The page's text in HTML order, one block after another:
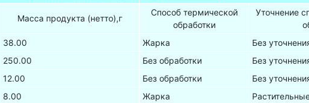
Масса продукта (нетто),г
Способ термической
обработки
Уточнение
38.00 Жарка
Без
250.00 Без обработки
Без
12.00 Без обработки
Без
8.00 Жарка